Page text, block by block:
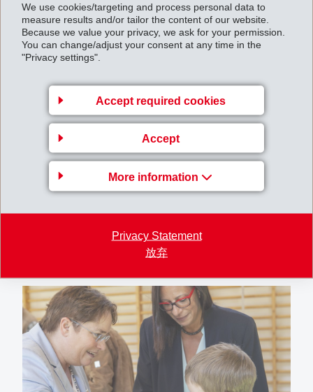
We use cookies/targeting and process personal data to
measure results and/or tailor the content of our website.
Because we value your privacy, we ask for your permission.
You can change/adjust your consent at any time in the
"Privacy settings".
Accept required cookies
Accept
More information
Privacy Statement
放弃
dort im Schloss Planta-Wildenberg im Auditorium des
Schweizerischen Nationalparks zu Besuch sein.
Selbstverständlich bleibt das stationäre EMSORAMA in